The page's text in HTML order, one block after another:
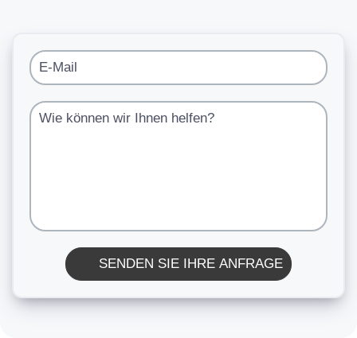
E-Mail
Wie können wir Ihnen helfen?
SENDEN SIE IHRE ANFRAGE